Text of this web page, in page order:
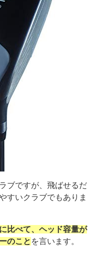
ブですが、飛ばせるだ
すいクラブでもありま
比べて、ヘッド容量が
のこと を言います。